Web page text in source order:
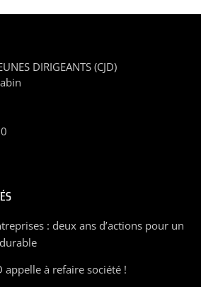
DIRIGEANTS (CJD)
: deux ans d’actions pour un
appelle à refaire société !